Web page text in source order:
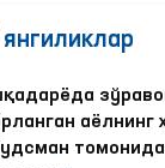
аёлнинг